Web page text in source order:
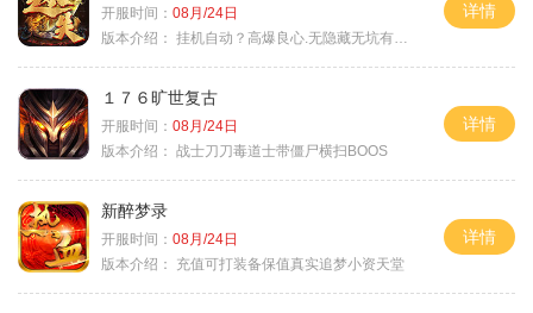
开服时间： 08月/24日
版本介绍： 挂机自动？高爆良心.无隐藏无坑有时间就是
详情
１７６旷世复古
开服时间： 08月/24日
版本介绍： 战士刀刀毒道士带僵尸横扫BOOS
详情
新醉梦录
开服时间： 08月/24日
版本介绍：
充值可打装备保值真实追梦小资天堂
详情